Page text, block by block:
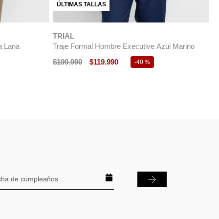
NUEVO
TRIAL
Traje Formal Hombre Sartorial Azul Marino
$299.990